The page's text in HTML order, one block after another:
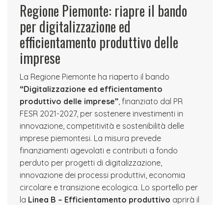
Regione Piemonte: riapre il bando
per digitalizzazione ed
efficientamento produttivo delle
imprese
La Regione Piemonte ha riaperto il bando
“Digitalizzazione ed efficientamento
produttivo delle imprese”, finanziato dal PR
FESR 2021-2027, per sostenere investimenti in
innovazione, competitività e sostenibilità delle
imprese piemontesi. La misura prevede
finanziamenti agevolati e contributi a fondo
perduto per progetti di digitalizzazione,
innovazione dei processi produttivi, economia
circolare e transizione ecologica. Lo sportello per
la Linea B – Efficientamento produttivo aprirà il